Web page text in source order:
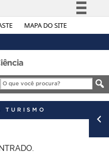
MAPA DO SITE
Simplifique!
Legislação
Canais
TURISMO